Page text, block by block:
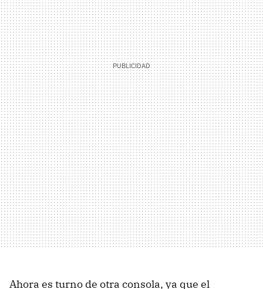
Ahora es turno de otra consola, ya que el